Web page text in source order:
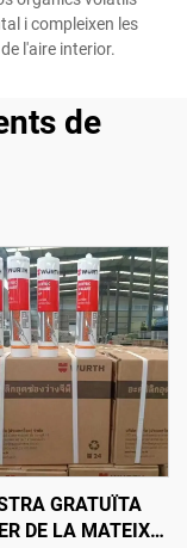
i compleixen les
l'aire interior.
de
GRATUÏTA
DE LA MATEIXA